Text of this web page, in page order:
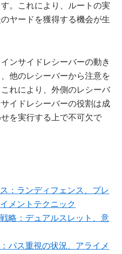
。これにより、ルートの実
ヤードを獲得する機会が生
ンサイドレシーバーの動き
他のレシーバーから注意を
れにより、外側のレシーバ
イドレシーバーの役割は成
を実行する上で不可欠で
：ランディフェンス、プレ
メントテクニック
略：デュアルスレット、意
パス重視の状況、アライメ